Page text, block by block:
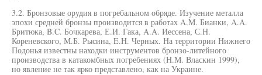
3.2. Бронзовые орудия в погребальном обряде. Изучение металла
эпохи средней бронзы производится в работах A.M. Бианки, A.A.
Бритюка, B.C. Бочкарева, Е.И. Гака, A.A. Иессена, С.Н.
Кореневского, М.Б. Рысина, E.H. Черных. На территории Нижнего
Подонья известны находки инструментов бронзо-литейного
производства в катакомбных погребениях (Н.М. Власкин 1999),
но явление не так ярко представлено, как на Украине.